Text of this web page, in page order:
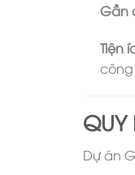
Gần
Tiện
công
Dự án